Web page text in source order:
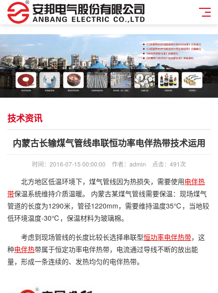
技术资讯
内蒙古长输煤气管线串联恒功率电伴热带技术运用
时间：2016-07-15 00:00:00 作者：admin 点击： 491次
北方地区低温环境下，煤气管线因为热损失，需要使用电伴热
带保温系统维持介质温暖。 内蒙古某煤气管线需要保温：现场煤气
管道的长度为1290米，管径1220mm，需要维持温度35℃，当地较
低环境温度-30℃，保温材料为玻璃棉。
考虑到现场管线的长度比较长选择串联型恒功率电伴热带，这
种电伴热带属于恒定功率电伴热带，电流通过导线不断的放出能
量，形成一条连续的、发热均匀的电伴热带。